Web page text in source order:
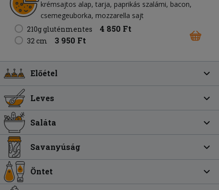
krémsajtos alap tarja paprikás szalámi bacon
csemegeuborka mozzarella sajt
210g gluténmentes
4 850 Ft
32 cm 3 950 Ft
Előétel
Leves
Saláta
Savanyúság
Öntet